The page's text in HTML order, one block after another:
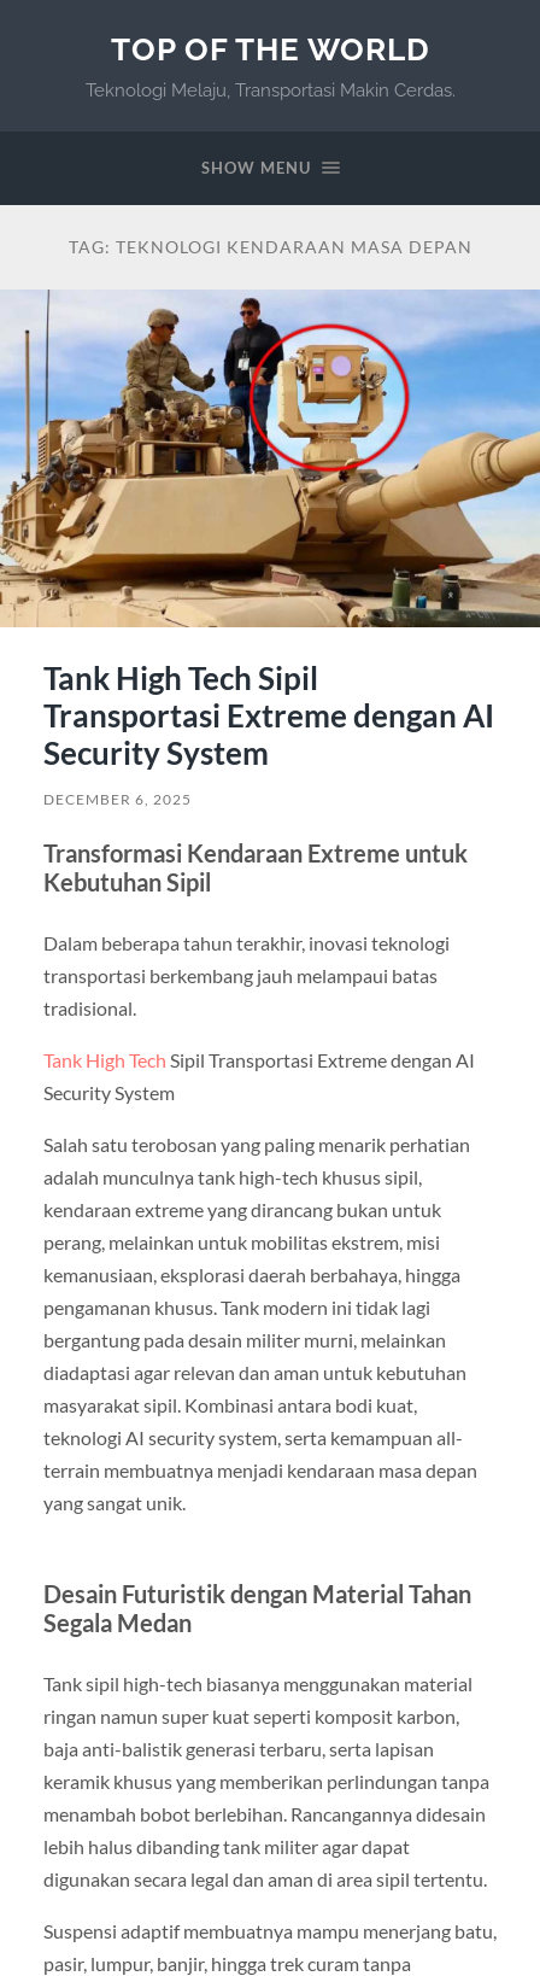
TOP OF THE WORLD
Teknologi Melaju, Transportasi Makin Cerdas.
SHOW MENU
TAG: TEKNOLOGI KENDARAAN MASA DEPAN
Tank High Tech Sipil
Transportasi Extreme dengan AI
Security System
DECEMBER 6, 2025
Transformasi Kendaraan Extreme untuk
Kebutuhan Sipil
Dalam beberapa tahun terakhir, inovasi teknologi
transportasi berkembang jauh melampaui batas
tradisional.
Tank High Tech Sipil Transportasi Extreme dengan AI
Security System
Salah satu terobosan yang paling menarik perhatian
adalah munculnya tank high-tech khusus sipil,
kendaraan extreme yang dirancang bukan untuk
perang, melainkan untuk mobilitas ekstrem, misi
kemanusiaan, eksplorasi daerah berbahaya, hingga
pengamanan khusus. Tank modern ini tidak lagi
bergantung pada desain militer murni, melainkan
diadaptasi agar relevan dan aman untuk kebutuhan
masyarakat sipil. Kombinasi antara bodi kuat,
teknologi AI security system, serta kemampuan all-
terrain membuatnya menjadi kendaraan masa depan
yang sangat unik.
Desain Futuristik dengan Material Tahan
Segala Medan
Tank sipil high-tech biasanya menggunakan material
ringan namun super kuat seperti komposit karbon,
baja anti-balistik generasi terbaru, serta lapisan
keramik khusus yang memberikan perlindungan tanpa
menambah bobot berlebihan. Rancangannya didesain
lebih halus dibanding tank militer agar dapat
digunakan secara legal dan aman di area sipil tertentu.
Suspensi adaptif membuatnya mampu menerjang batu,
pasir, lumpur, banjir, hingga trek curam tanpa